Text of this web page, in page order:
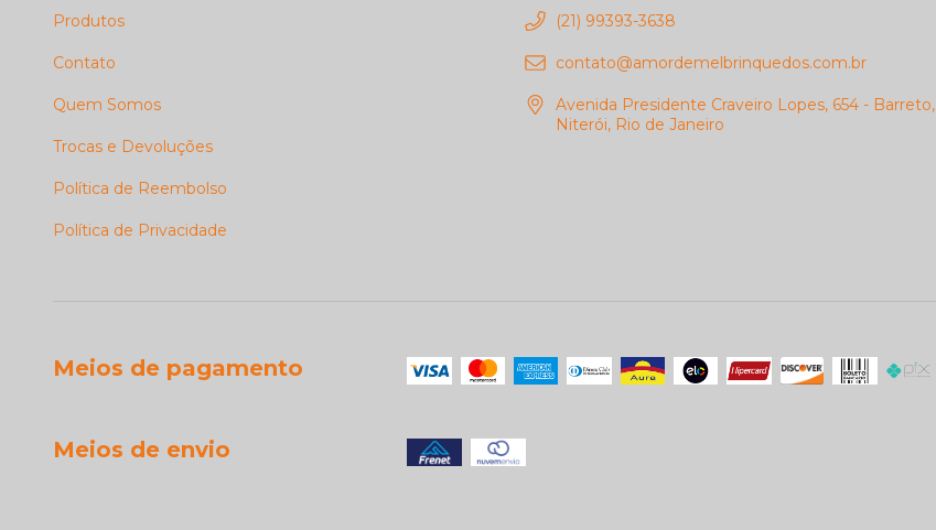
Produtos
Contato
Quem Somos
Trocas e Devoluções
Política de Reembolso
Política de Privacidade
(21) 99393-3638
contato@amordemelbrinquedos.com.br
Avenida Presidente Craveiro Lopes, 654 - Barreto,
Niterói, Rio de Janeiro
Meios de pagamento
Meios de envio